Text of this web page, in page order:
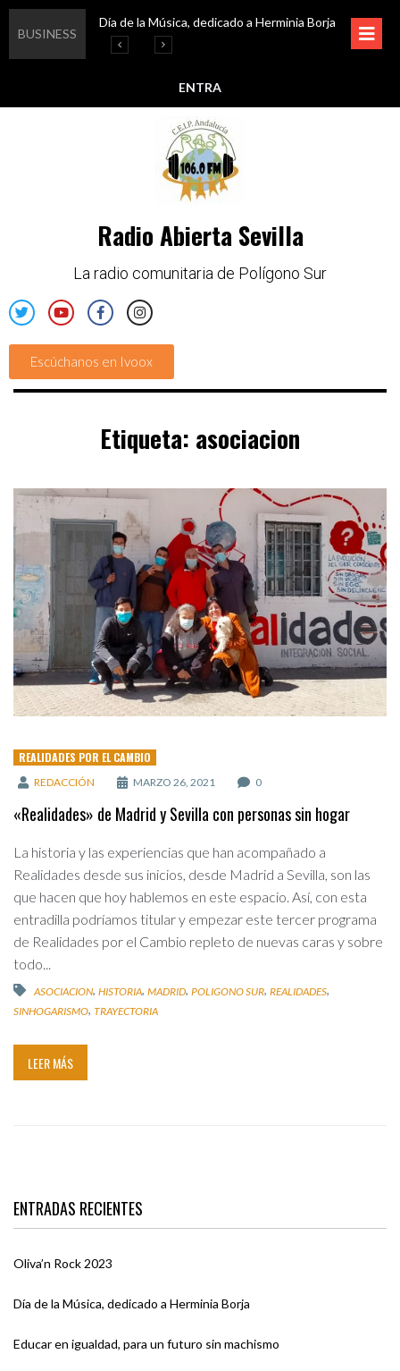
BUSINESS
Día de la Música, dedicado a Herminia Borja
Educar en igualdad, para un futuro sin machismo Esta semana disfruta de oferta cultural en Asociación Solidaridad
Igualando al Sur, el cuidado y la limpieza del entorno
ENTRA
Radio Abierta Sevilla
La radio comunitaria de Polígono Sur
Escúchanos en Ivoox
Etiqueta: asociacion
REALIDADES POR EL CAMBIO
REDACCIÓN MARZO 26, 2021 0
«Realidades» de Madrid y Sevilla con personas sin hogar
La historia y las experiencias que han acompañado a
Realidades desde sus inicios, desde Madrid a Sevilla, son las
que hacen que hoy hablemos en este espacio. Así, con esta
entradilla podríamos titular y empezar este tercer programa
de Realidades por el Cambio repleto de nuevas caras y sobre
todo...
ASOCIACION, HISTORIA, MADRID, POLIGONO SUR, REALIDADES,
SINHOGARISMO, TRAYECTORIA
LEER MÁS
ENTRADAS RECIENTES
Oliva’n Rock 2023
Día de la Música, dedicado a Herminia Borja
Educar en igualdad, para un futuro sin machismo